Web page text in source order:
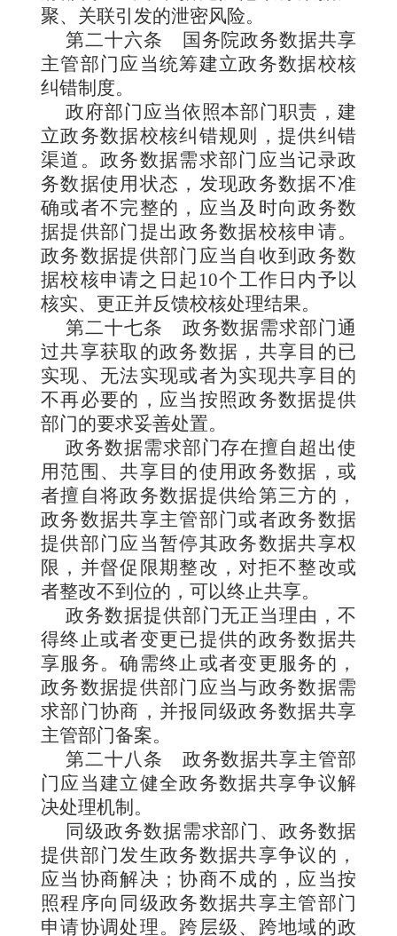
聚、关联引发的泄密风险。
第二十六条
国务院政务数据共享
主管部门应当统筹建立政务数据校核
纠错制度。
政府部门应当依照本部门职责，建
立政务数据校核纠错规则，提供纠错
渠道。政务数据需求部门应当记录政
务数据使用状态，发现政务数据不准
确或者不完整的，应当及时向政务数
据提供部门提出政务数据校核申请。
政务数据提供部门应当自收到政务数
据校核申请之日起10个工作日内予以
核实、更正并反馈校核处理结果。
第二十七条 政务数据需求部门通
过共享获取的政务数据，共享目的已
实现、无法实现或者为实现共享目的
不再必要的，应当按照政务数据提供
部门的要求妥善处置。
政务数据需求部门存在擅自超出使
用范围、共享目的使用政务数据，或
者擅自将政务数据提供给第三方的，
政务数据共享主管部门或者政务数据
提供部门应当暂停其政务数据共享权
限，并督促限期整改，对拒不整改或
者整改不到位的，可以终止共享。
政务数据提供部门无正当理由，不
得终止或者变更已提供的政务数据共
享服务。确需终止或者变更服务的，
政务数据提供部门应当与政务数据需
求部门协商，并报同级政务数据共享
主管部门备案。
第二十八条 政务数据共享主管部
门应当建立健全政务数据共享争议解
决处理机制。
同级政务数据需求部门、政务数据
提供部门发生政务数据共享争议的，
应当协商解决；协商不成的，应当按
照程序向同级政务数据共享主管部门
申请协调处理。跨层级、跨地域的政